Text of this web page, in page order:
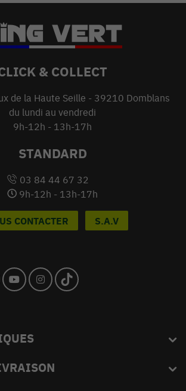
& COLLECT
de la Haute Seille - 39210 Domblans
du lundi au vendredi
9h-12h - 13h-17h
STANDARD
03 84 44 67 32
9h-12h - 13h-17h
CONTACTER S.A.V